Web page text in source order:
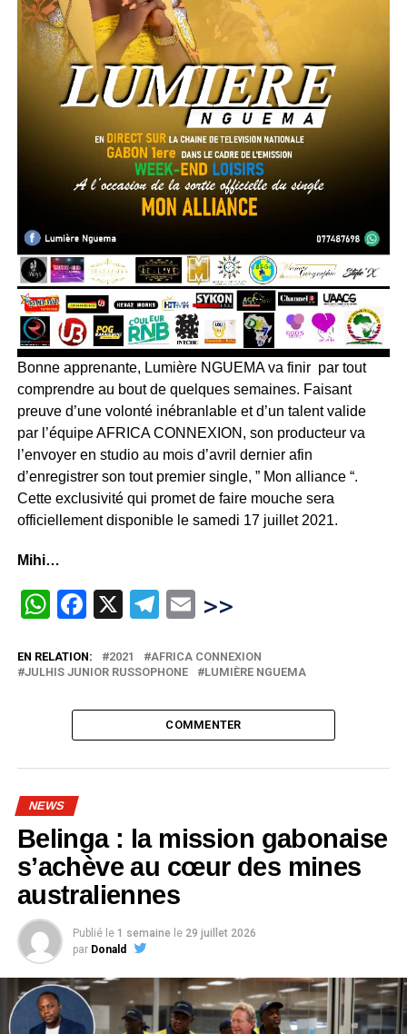
Bonne apprenante, Lumière NGUEMA va finir par tout
comprendre au bout de quelques semaines. Faisant
preuve d’une volonté inébranlable et d’un talent valide
par l’équipe AFRICA CONNEXION, son producteur va
l’envoyer en studio au mois d’avril dernier afin
d’enregistrer son tout premier single, ” Mon alliance “.
Cette exclusivité qui promet de faire mouche sera
officiellement disponible le samedi 17 juillet 2021.
Mihi…
WhatsApp
Facebook
X Telegram
Email
>>
EN RELATION: 2021
AFRICA CONNEXION
JULHIS JUNIOR RUSSOPHONE
LUMIÈRE NGUEMA
COMMENTER
NEWS
Belinga : la mission gabonaise
s’achève au cœur des mines
australiennes
Publié le 1 semaine le 29 juillet 2026
par Donald